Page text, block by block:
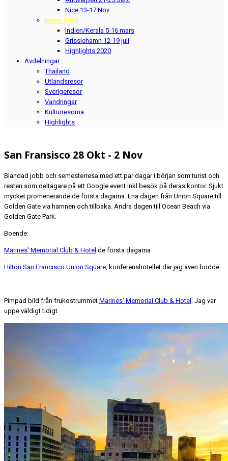
Nice 13-17 Nov
Resor 2020
Indien/Kerala 5-16 mars
Grisslehamn 12-19 juli
Highlights 2020
Avdelningar
Thailand
Utlandsresor
Sverigeresor
Vandringar
Kulturresorna
Highlights
San Fransisco 28 Okt - 2 Nov
Blandad jobb och semesterresa med ett par dagar i början som turist och
resten som deltagare på ett Google event inkl besök på deras kontor. Sjukt
mycket promenerande de första dagarna. Ena dagen från Union Square till
Golden Gate via hamnen och tillbaka. Andra dagen till Ocean Beach via
Golden Gate Park.
Boende:
Marines' Memorial Club & Hotel de första dagarna
Hilton San Francisco Union Square, konferenshotellet där jag även bodde
Pimpad bild från frukostrummet Marines' Memorial Club & Hotel . Jag var
uppe väldigt tidigt.